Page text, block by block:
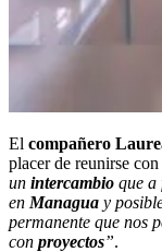
El compañero
placer de reunirse
un intercambio que a
en Managua y
permanente que nos
con proyectos”.